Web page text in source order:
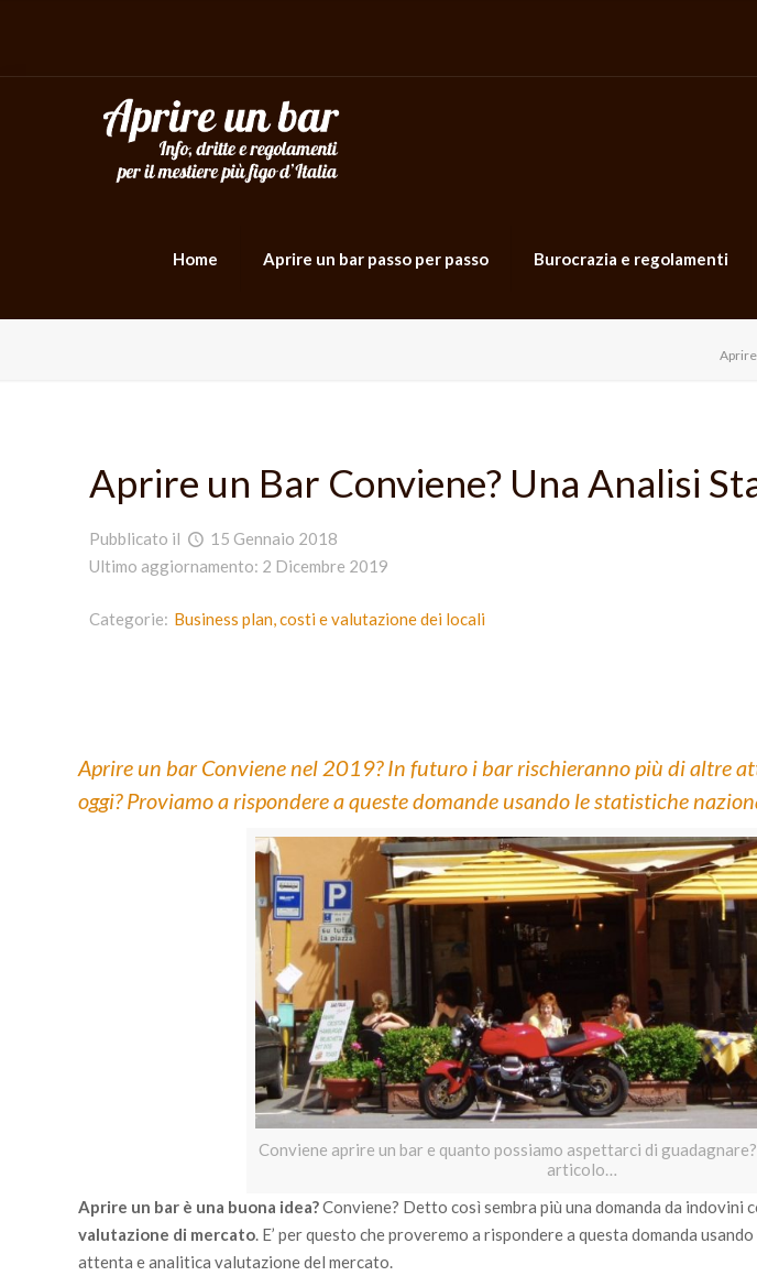
Home Aprire un bar passo per passo Burocrazia e regolamenti
Aprire un Bar Conviene? Una Analisi
Pubblicato il
15 Gennaio 2018
Ultimo aggiornamento: 2 Dicembre 2019
Categorie: Business plan, costi e valutazione dei locali
Aprire un bar Conviene nel 2019? In futuro i bar rischieranno più di altre
oggi? Proviamo a rispondere a queste domande usando le statistiche
Conviene aprire un bar e quanto possiamo aspettarci di
articolo…
Aprire un bar è una buona idea?Conviene? Detto così sembra più una domanda da indovini
valutazione di mercato. E’ per questo che proveremo a rispondere a questa domanda
attenta e analitica valutazione del mercato.